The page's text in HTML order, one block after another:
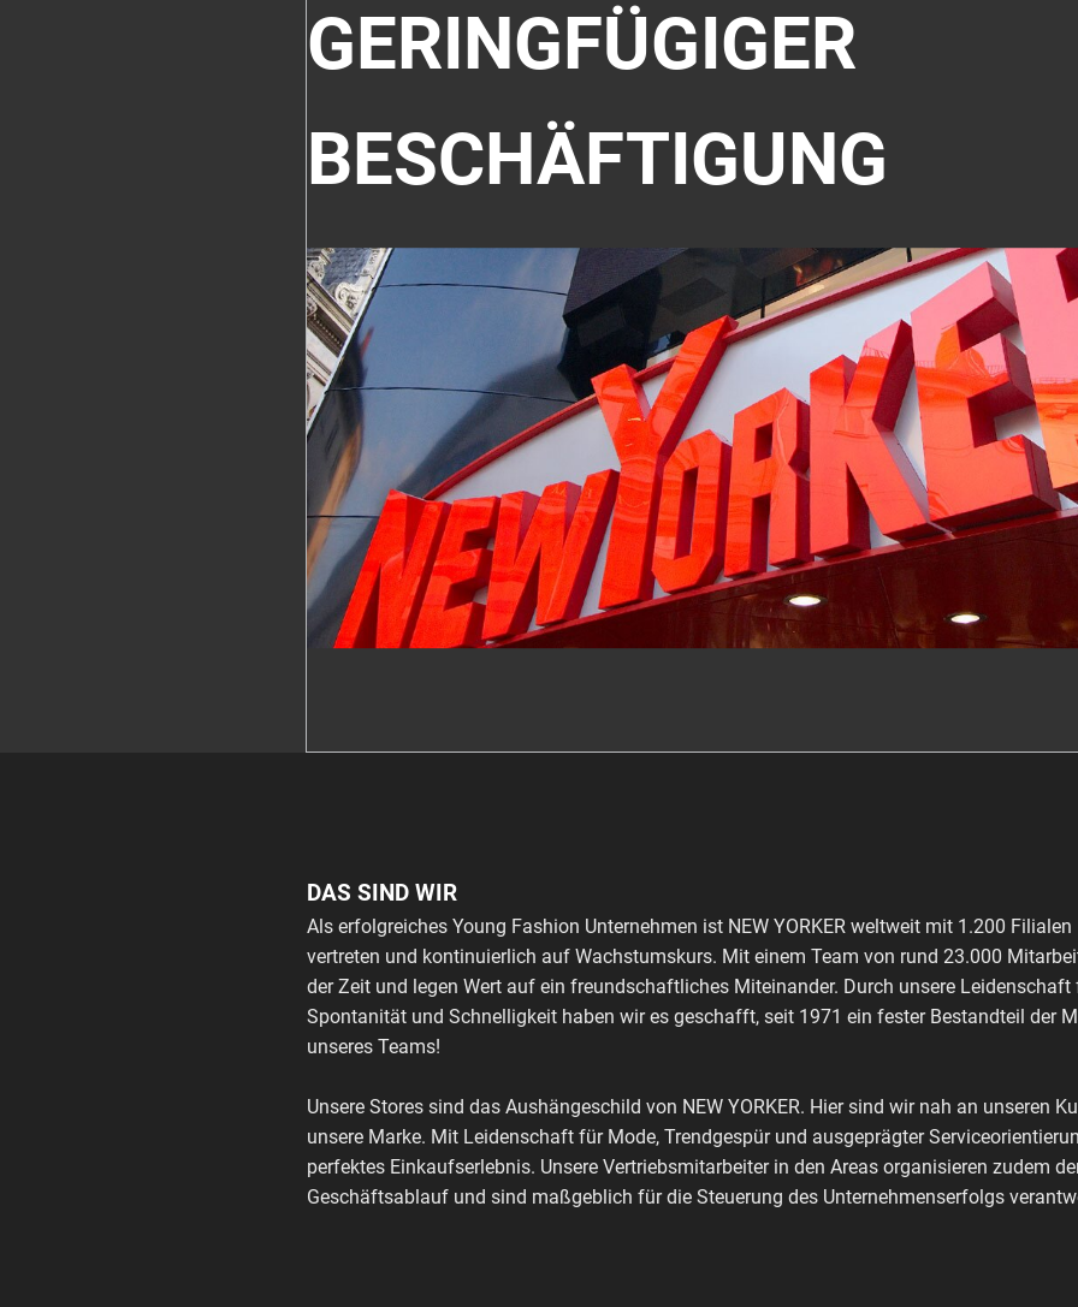
GERINGFÜGIGER
BESCHÄFTIGUNG
DAS SIND WIR
Als erfolgreiches Young Fashion Unternehmen ist NEW YORKER weltweit mit 1.200
vertreten und kontinuierlich auf Wachstumskurs. Mit einem Team von rund 23.000
der Zeit und legen Wert auf ein freundschaftliches Miteinander. Durch unsere Leidenschaft
Spontanität und Schnelligkeit haben wir es geschafft, seit 1971 ein fester Bestandteil der
unseres Teams!
Unsere Stores sind das Aushängeschild von NEW YORKER. Hier sind wir nah an unseren
unsere Marke. Mit Leidenschaft für Mode, Trendgespür und ausgeprägter
perfektes Einkaufserlebnis. Unsere Vertriebsmitarbeiter in den Areas organisieren zudem
Geschäftsablauf und sind maßgeblich für die Steuerung des Unternehmenserfolgs